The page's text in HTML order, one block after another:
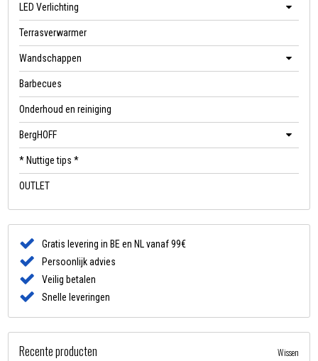
LED Verlichting
Terrasverwarmer
Wandschappen
Barbecues
Onderhoud en reiniging
BergHOFF
* Nuttige tips *
OUTLET
Gratis levering in BE en NL vanaf 99€
Persoonlijk advies
Veilig betalen
Snelle leveringen
Recente producten Wissen